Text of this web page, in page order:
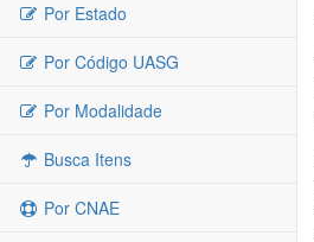
Por Estado
Por Código UASG
Por Modalidade
Busca Itens
Por CNAE